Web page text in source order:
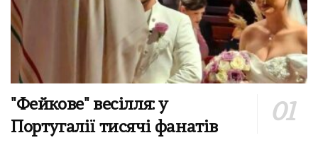
"Фейкове" весілля: у
Португалії тисячі фанатів